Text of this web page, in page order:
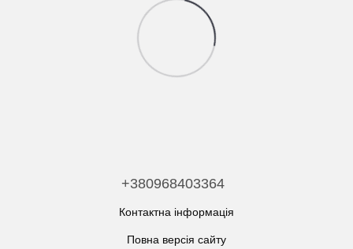
+380968403364
Контактна інформація
Повна версія сайту